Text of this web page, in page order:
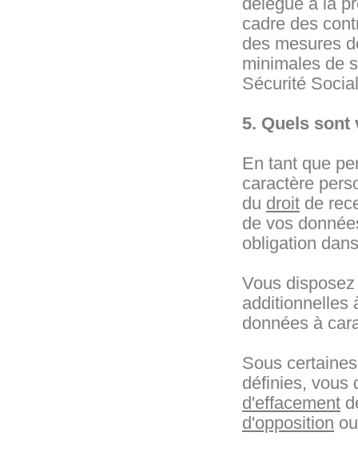
cadre des
des mesures
minimales de
Sécurité
5. Quels
En tant que
caractère
du droit de
de vos
obligation
Vous
additionnelles
données à
Sous
définies, vous
d'effacement
d'opposition